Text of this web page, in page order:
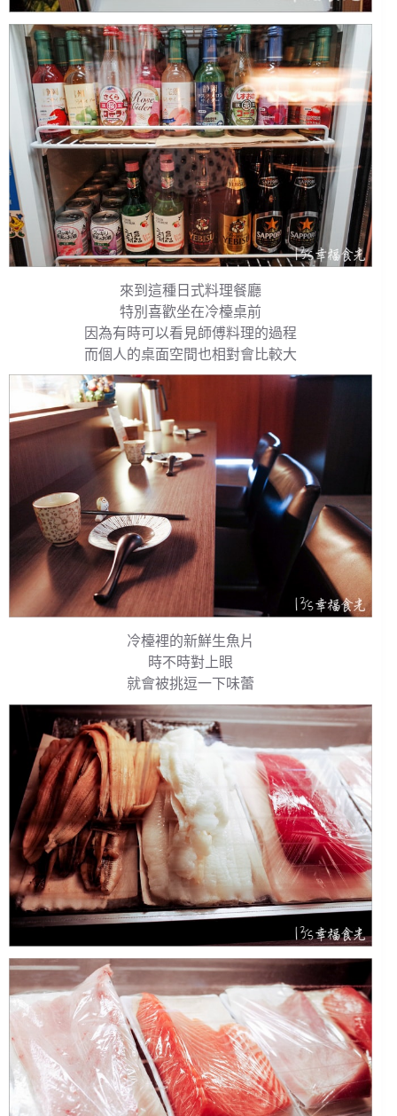
來到這種日式料理餐廳
特別喜歡坐在冷檯桌前
因為有時可以看見師傅料理的過程
而個人的桌面空間也相對會比較大
冷檯裡的新鮮生魚片
時不時對上眼
就會被挑逗一下味蕾